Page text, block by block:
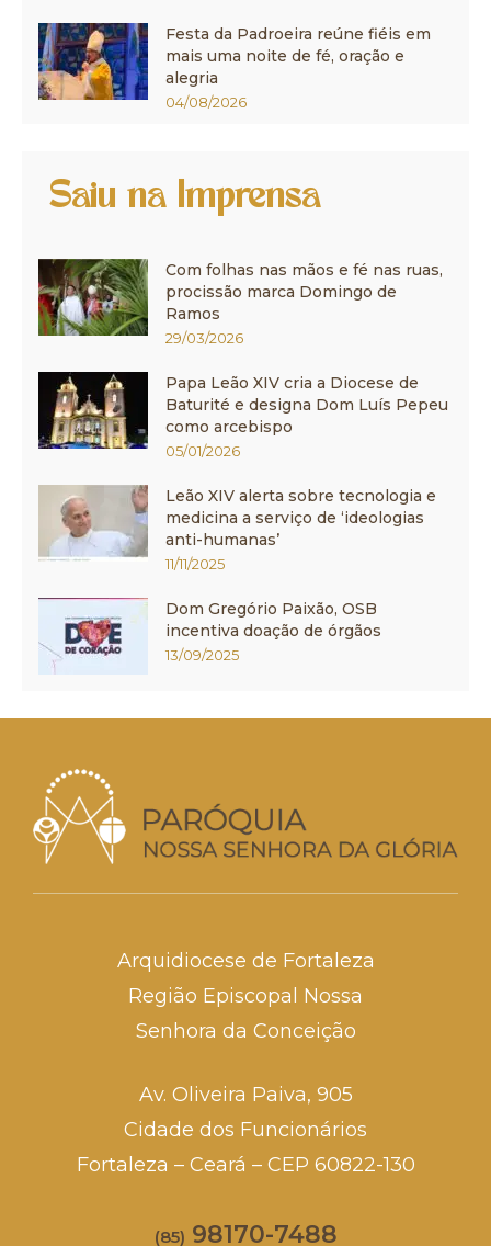
Festa da Padroeira reúne fiéis em
mais uma noite de fé, oração e
alegria
04/08/2026
Saiu na Imprensa
Com folhas nas mãos e fé nas ruas,
procissão marca Domingo de
Ramos
29/03/2026
Papa Leão XIV cria a Diocese de
Baturité e designa Dom Luís Pepeu
como arcebispo
05/01/2026
Leão XIV alerta sobre tecnologia e
medicina a serviço de ‘ideologias
anti-humanas’
11/11/2025
Dom Gregório Paixão, OSB
incentiva doação de órgãos
13/09/2025
Arquidiocese de Fortaleza
Região Episcopal Nossa
Senhora da Conceição
Av. Oliveira Paiva, 905
Cidade dos Funcionários
Fortaleza – Ceará – CEP 60822-130
(85) 98170-7488